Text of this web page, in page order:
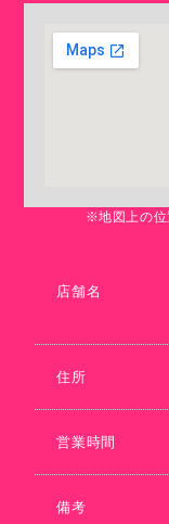
※地図上の位
店舗名
住所
営業時間
備考